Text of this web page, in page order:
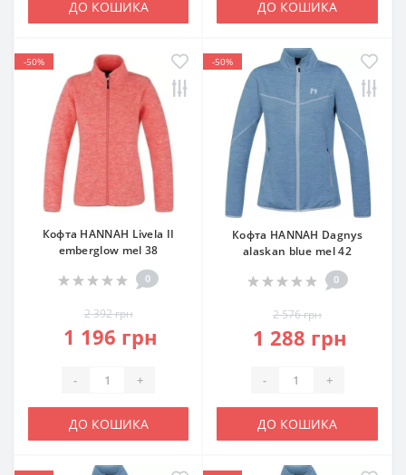
ДО КОШИКА ДО КОШИКА
-50%
Кофта HANNAH Livela II
emberglow mel 38
0
2 392 грн
1 196 грн
- +
ДО КОШИКА
-50%
Кофта HANNAH Dagnys
alaskan blue mel 42
0
2 576 грн
1 288 грн
- +
ДО КОШИКА